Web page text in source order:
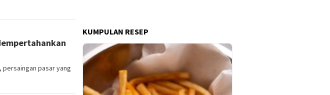
persaingan pasar yang
KUMPULAN RESEP